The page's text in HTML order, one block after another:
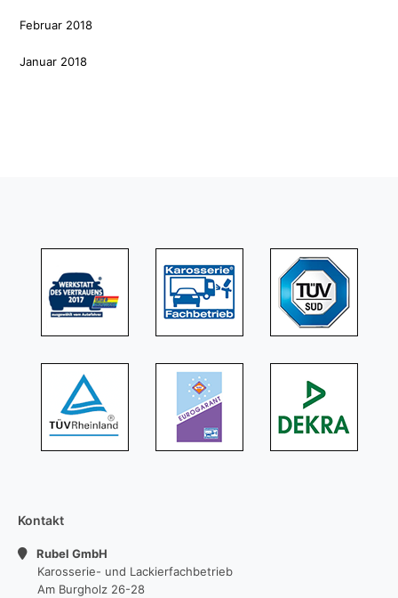
Februar 2018
Januar 2018
Kontakt
Rubel GmbH
Karosserie- und Lackierfachbetrieb
Am Burgholz 26-28